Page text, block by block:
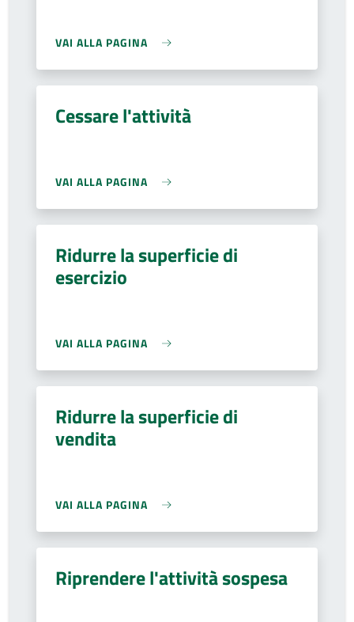
VAI ALLA PAGINA
Cessare l'attività
VAI ALLA PAGINA
Ridurre la superficie di
esercizio
VAI ALLA PAGINA
Ridurre la superficie di
vendita
VAI ALLA PAGINA
Riprendere l'attività sospesa